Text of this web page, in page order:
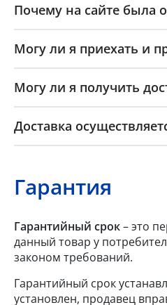
Почему на сайте была
Могу ли я приехать и
Могу ли я получить
Доставка
Гарантия
Гарантийный срок– это
данный товар у
законом требований.
Гарантийный срок
установлен, продавец